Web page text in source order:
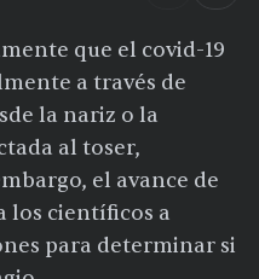
que el covid-19
a través de
la nariz o la
al toser,
el avance de
los científicos a
para determinar si